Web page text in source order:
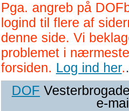
Pga. angreb på
logind til flere af
denne side. Vi
problemet i
forsiden. Log ind her..
DOF
e-